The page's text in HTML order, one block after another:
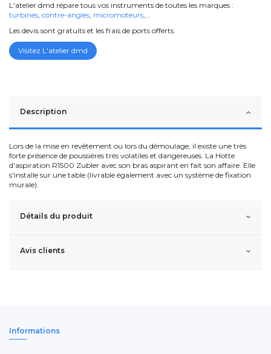
L'atelier dmd répare tous vos instruments de toutes les marques :
turbines, contre-angles, micromoteurs,...
Les devis sont gratuits et les frais de ports offerts.
Visitez L'atelier dmd
Description
Lors de la mise en revêtement ou lors du démoulage, il existe une très
forte présence de poussières très volatiles et dangereuses. La Hotte
d'aspiration R1500 Zubler avec son bras aspirant en fait son affaire. Elle
s'installe sur une table (livrable également avec un système de fixation
murale).
Détails du produit
Avis clients
Informations